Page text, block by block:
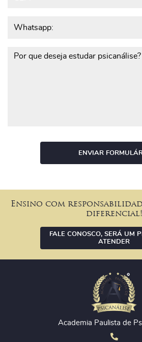
Por
ENVIAR
Ensino com
diferencial!
FALE CONOSCO, SERÁ UM
ATENDER
Academia Paulista de